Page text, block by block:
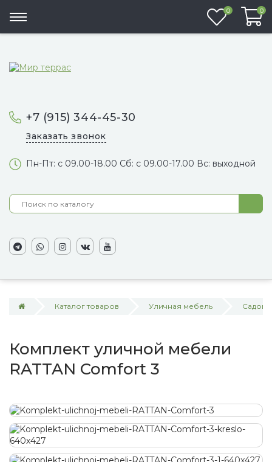
+7 (915) 344-45-30
Заказать звонок
Пн-Пт: с 09.00-18.00 Сб: с 09.00-17.00 Вс: выходной
0 0
Каталог товаров Уличная мебель
Комплект уличной мебели
RATTAN Comfort 3